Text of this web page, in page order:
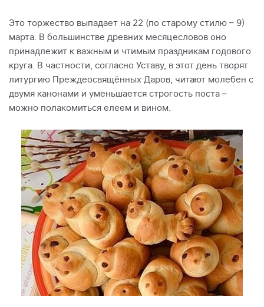
Это торжество выпадает на 22 (по старому стилю – 9)
марта. В большинстве древних месяцесловов оно
принадлежит к важным и чтимым праздникам годового
круга. В частности, согласно Уставу, в этот день творят
литургию Преждеосвящённых Даров, читают молебен с
двумя канонами и уменьшается строгость поста –
можно полакомиться елеем и вином.